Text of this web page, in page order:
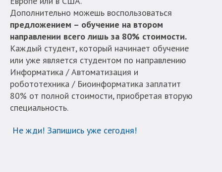
Дополнительно можешь воспользоваться
предложением – обучение на втором
направлении всего лишь за 80% стоимости.
Каждый студент, который начинает обучение
или уже является студентом по направлению
Информатика / Автоматизация и
робототехника / Биоинформатика заплатит
80% от полной стоимости, приобретая вторую
специальность.
Не жди! Запишись уже сегодня!